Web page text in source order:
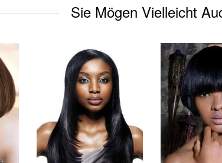
Sie Mögen Vielleicht